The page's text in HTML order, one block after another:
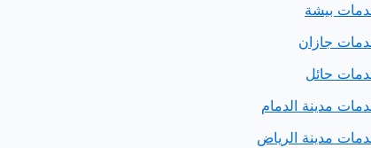
بيشة
جازان
حائل
مدينة الدمام
مدينة الرياض